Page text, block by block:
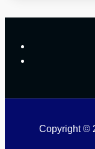
Copyright ©